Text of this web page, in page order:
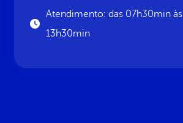
Atendimento: das 07h30min às
13h30min